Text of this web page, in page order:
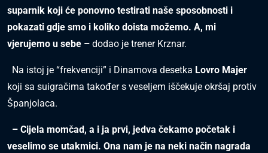
suparnik koji će ponovno testirati naše sposobnosti i
pokazati gdje smo i koliko doista možemo. A, mi
vjerujemo u sebe – dodao je trener Krznar.
Na istoj je “frekvenciji” i Dinamova desetka Lovro Majer
koji sa suigračima također s veseljem iščekuje okršaj protiv
Španjolaca.
– Cijela momčad, a i ja prvi, jedva čekamo početak i
veselimo se utakmici. Ona nam je na neki način nagrada